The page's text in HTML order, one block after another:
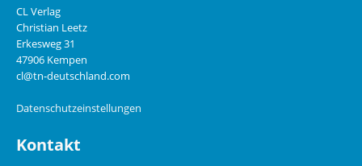
CL Verlag
Christian Leetz
Erkesweg 31
47906 Kempen
cl@tn-deutschland.com
Datenschutzeinstellungen
Kontakt